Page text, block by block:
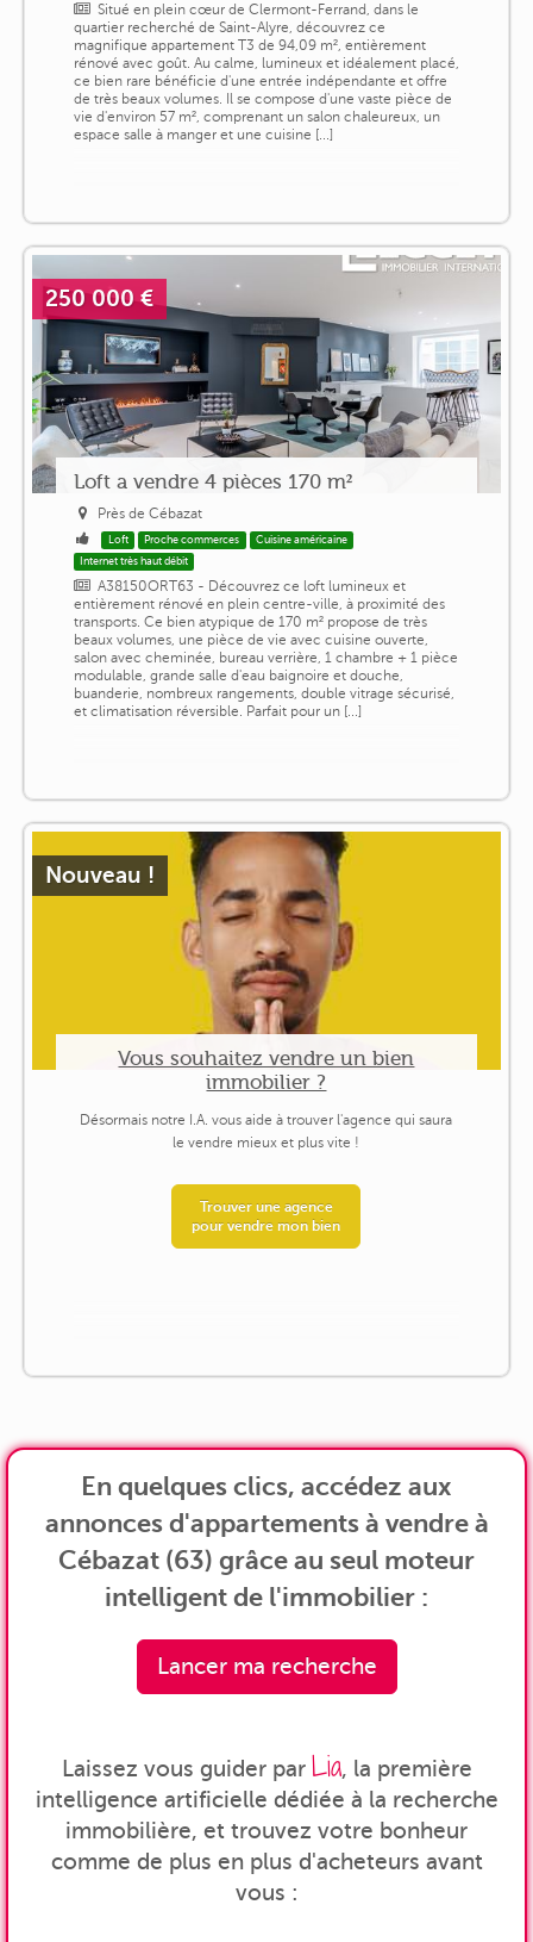
Situé en plein cœur de Clermont-Ferrand, dans le
quartier recherché de Saint-Alyre, découvrez ce
magnifique appartement T3 de 94,09 m², entièrement
rénové avec goût. Au calme, lumineux et idéalement placé,
ce bien rare bénéficie d'une entrée indépendante et offre
de très beaux volumes. Il se compose d'une vaste pièce de
vie d'environ 57 m², comprenant un salon chaleureux, un
espace salle à manger et une cuisine [...]
250 000 €
Loft a vendre 4 pièces 170 m²
Près de Cébazat
Loft Proche commerces
Cuisine américaine
Internet très haut débit
A38150ORT63 - Découvrez ce loft lumineux et
entièrement rénové en plein centre-ville, à proximité des
transports. Ce bien atypique de 170 m² propose de très
beaux volumes, une pièce de vie avec cuisine ouverte,
salon avec cheminée, bureau verrière, 1 chambre + 1 pièce
modulable, grande salle d'eau baignoire et douche,
buanderie, nombreux rangements, double vitrage sécurisé,
et climatisation réversible. Parfait pour un [...]
Nouveau !
Vous souhaitez vendre un bien
immobilier ?
Désormais notre I.A. vous aide à trouver l'agence qui saura
le vendre mieux et plus vite !
Trouver une agence
pour vendre mon bien
En quelques clics, accédez aux
annonces d'appartements à vendre à
Cébazat (63) grâce au seul moteur
intelligent de l'immobilier :
Lancer ma recherche
Laissez vous guider par Lia, la première
intelligence artificielle dédiée à la recherche
immobilière, et trouvez votre bonheur
comme de plus en plus d'acheteurs avant
vous :